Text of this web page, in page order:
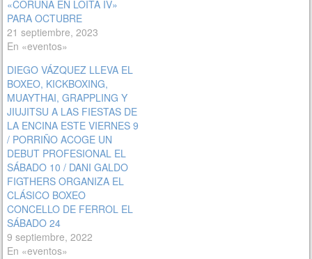
«CORUÑA EN LOITA IV»
PARA OCTUBRE
21 septiembre, 2023
En «eventos»
DIEGO VÁZQUEZ LLEVA EL
BOXEO, KICKBOXING,
MUAYTHAI, GRAPPLING Y
JIUJITSU A LAS FIESTAS DE
LA ENCINA ESTE VIERNES 9
/ PORRIÑO ACOGE UN
DEBUT PROFESIONAL EL
SÁBADO 10 / DANI GALDO
FIGTHERS ORGANIZA EL
CLÁSICO BOXEO
CONCELLO DE FERROL EL
SÁBADO 24
9 septiembre, 2022
En «eventos»